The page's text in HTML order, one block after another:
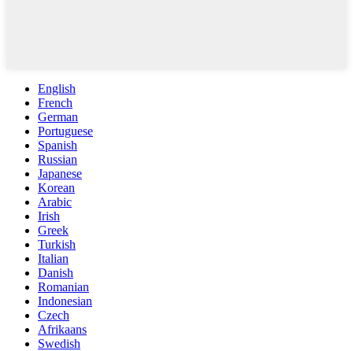
English
French
German
Portuguese
Spanish
Russian
Japanese
Korean
Arabic
Irish
Greek
Turkish
Italian
Danish
Romanian
Indonesian
Czech
Afrikaans
Swedish